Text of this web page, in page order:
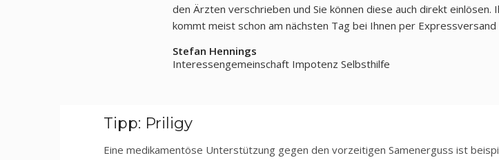
den Ärzten verschrieben und Sie können diese auch direkt einlösen.
kommt meist schon am nächsten Tag bei Ihnen per Expressversand
Stefan Hennings
Interessengemeinschaft Impotenz Selbsthilfe
Tipp: Priligy
Eine medikamentöse Unterstützung gegen den vorzeitigen Samenerguss ist